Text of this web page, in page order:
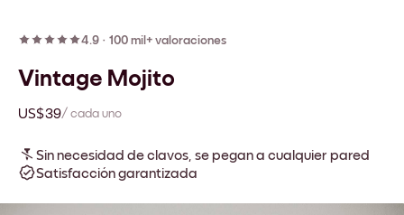
4.9 · 100 mil+ valoraciones
Vintage Mojito
US$39/ cada uno
Sin necesidad de clavos, se pegan a cualquier pared
Satisfacción garantizada